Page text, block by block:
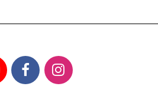
YouTubeFacebookInstagram